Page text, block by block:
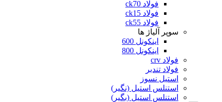
فولاد ck70
فولاد ck15
فولاد ck55
سوپر آلیاژ ها
اینکونل 600
اینکونل 800
فولاد crv
فولاد تندبر
استیل نسوز
استنلس استیل (نگیر)
استنلس استیل (بگیر)